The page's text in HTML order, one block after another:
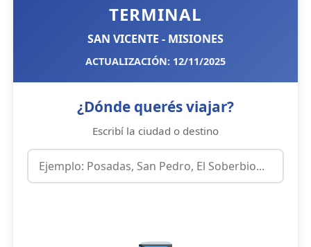
TERMINAL
SAN VICENTE - MISIONES
ACTUALIZACIÓN: 12/11/2025
¿Dónde querés viajar?
Escribí la ciudad o destino